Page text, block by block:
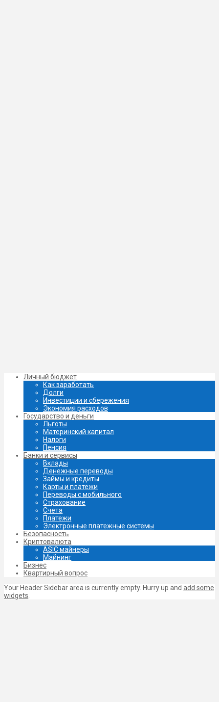
Личный бюджет
Как заработать
Долги
Инвестиции и сбережения
Экономия расходов
Государство и деньги
Льготы
Материнский капитал
Налоги
Пенсия
Банки и сервисы
Вклады
Денежные переводы
Займы и кредиты
Карты и платежи
Переводы с мобильного
Страхование
Счета
Платежи
Электронные платежные системы
Безопасность
Криптовалюта
ASIC майнеры
Майнинг
Бизнес
Квартирный вопрос
Your Header Sidebar area is currently empty. Hurry up and add some
widgets